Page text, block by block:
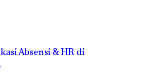
Absensi & HR di